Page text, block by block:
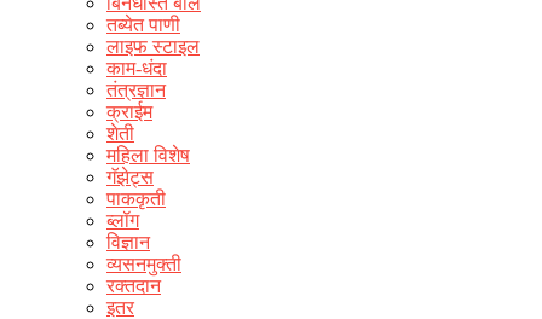
तब्येत पाणी
लाइफ स्टाइल
काम-धंदा
तंत्रज्ञान
क्राईम
शेती
महिला विशेष
गॅझेट्स
पाककृती
ब्लॉग
विज्ञान
व्यसनमुक्ती
रक्‍तदान
इतर